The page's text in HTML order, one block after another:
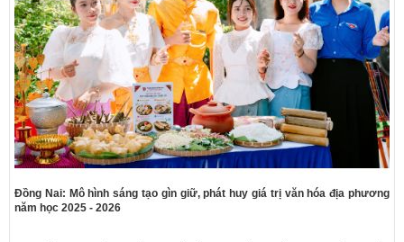
Đồng Nai: Mô hình sáng tạo gìn giữ, phát huy giá trị văn hóa địa phương
năm học 2025 - 2026